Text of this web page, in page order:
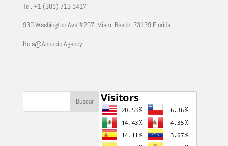
Tel. +1 (305) 713 5417
930 Washington Ave #207, Miami Beach, 33139 Florida
Hola@Anuncio.Agency